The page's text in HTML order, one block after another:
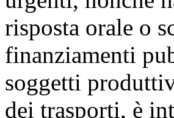
risposta orale o
finanziamenti
soggetti
dei trasporti, è